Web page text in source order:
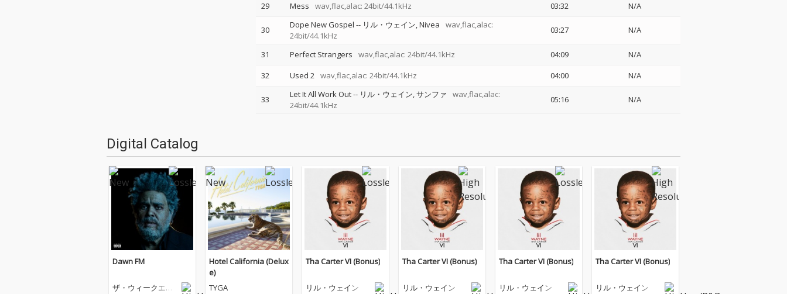
29
Mess wav,flac,alac: 24bit/44.1kHz 03:32 N/A
30 Dope New Gospel -- リル・ウェイン Nivea
wav,flac,alac:
24bit/44.1kHz
03:27 N/A
31 Perfect Strangers wav,flac,alac: 24bit/44.1kHz 04:09
N/A
32
Used 2 wav,flac,alac: 24bit/44.1kHz 04:00 N/A
33 Let It All Work Out-- リル・ウェイン サンファ
wav,flac,alac:
24bit/44.1kHz
05:16 N/A
Digital Catalog
Dawn FM
ザ・ウィークエン
Hotel California (Delux
e)
TYGA
Tha Carter VI (Bonus)
リル・ウェイン
Tha Carter VI (Bonus)
リル・ウェイン
Tha Carter VI (Bonus)
リル・ウェイン
Tha Carter VI (Bonus)
リル・ウェイン